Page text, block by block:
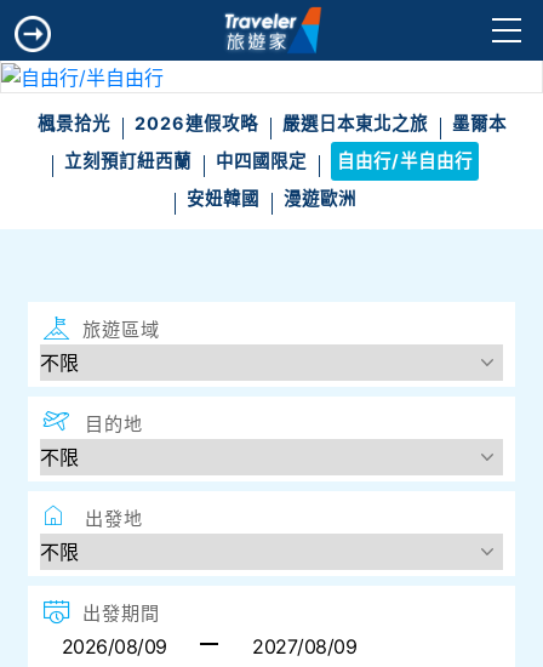
楓景拾光 2026連假攻略 嚴選日本東北之旅
墨爾本
立刻預訂紐西蘭
中四國限定
自由行/半自由行
安妞韓國
漫遊歐洲
旅遊區域
目的地
出發地
出發期間